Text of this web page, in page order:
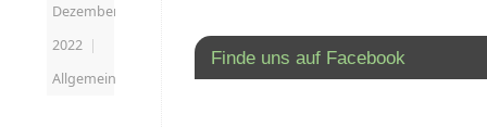
Dezember
2022 |
Allgemein
Finde uns auf Facebook